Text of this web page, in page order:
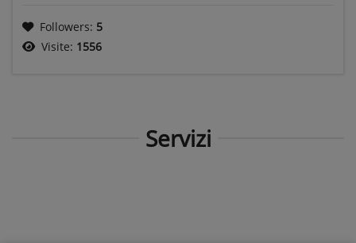
Followers: 5
Visite: 1556
Servizi